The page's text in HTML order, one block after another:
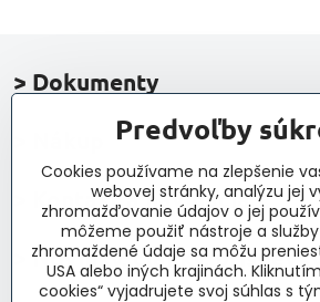
> Dokumenty
> Kontakt a navigácia
> Novinky, články,
Predvoľby
Cookies používame na zlepšenie
webovej stránky, analýzu jej
zhromažďovanie údajov o jej
môžeme použiť nástroje a
zhromaždené údaje sa môžu
USA alebo iných krajinách.
cookies“ vyjadrujete svoj súhlas s